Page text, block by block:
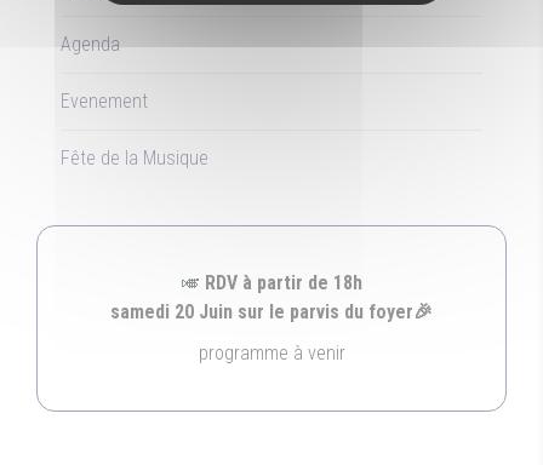
Agenda
Evenement
Fête de la Musique
🎺 RDV à partir de 18h
samedi 20 Juin sur le parvis du foyer🎉
programme à venir